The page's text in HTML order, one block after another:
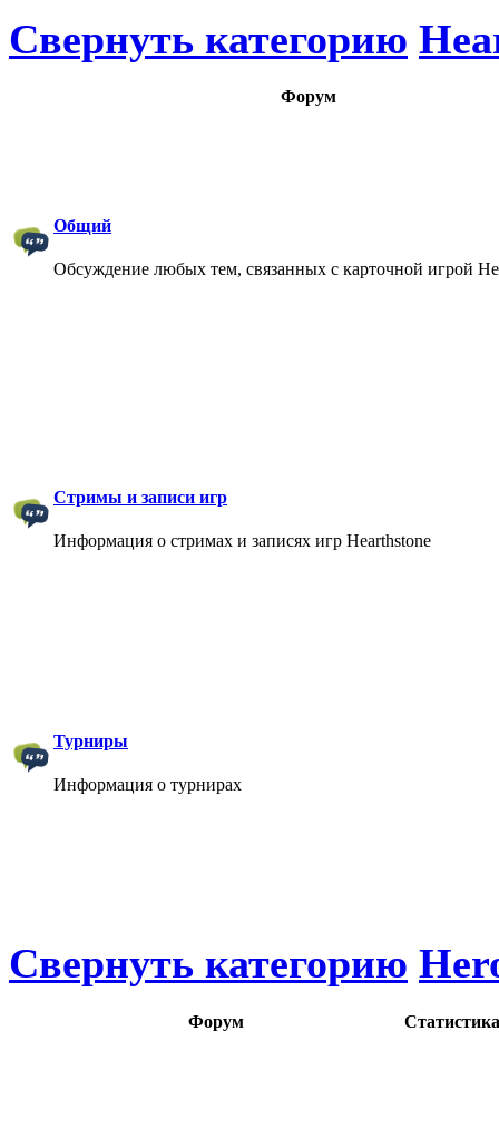
Свернуть категорию
Форум
Общий
Обсуждение любых тем, связанных с карточной игрой
Стримы и записи игр
Информация о стримах и записях игр Hearthstone
Турниры
Информация о турнирах
Свернуть категорию
Форум Статистика